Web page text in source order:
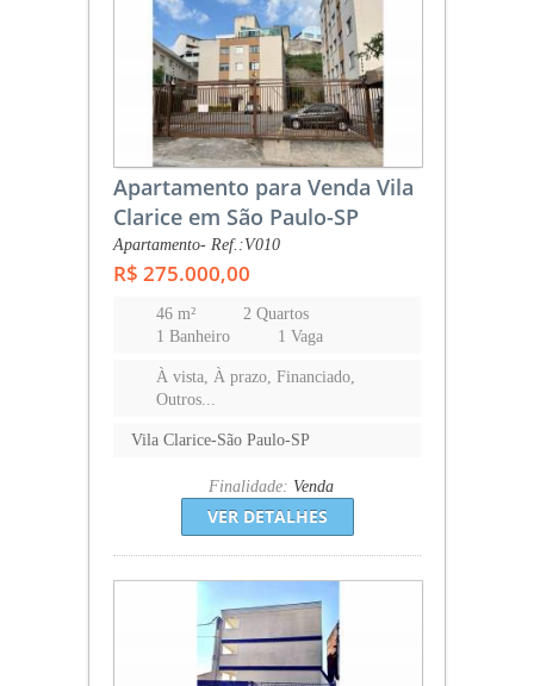
Apartamento para Venda Vila
Clarice em São Paulo-SP
Apartamento- Ref.:V010
R$ 275.000,00
46 m²
2 Quartos
1 Banheiro
1 Vaga
À vista, À prazo, Financiado,
Outros...
Vila Clarice-São Paulo-SP
Finalidade: Venda
VER DETALHES